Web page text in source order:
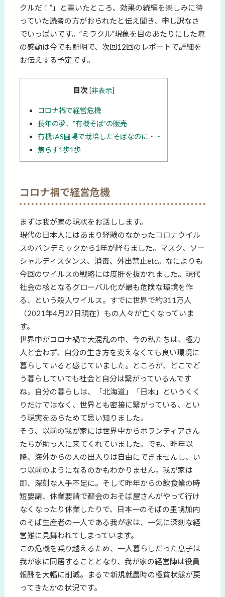
クルだ！”」と書いたところ、効果の続編を楽しみに待
っていた読者の方がおられたと伝え聞き、申し訳なさ
でいっぱいです。”ミラクル”現象を目のあたりにした際
の感動は今でも鮮明で、次回12回のレポートで詳細を
お伝えする予定です。
目次 [非表示]
コロナ禍で経営危機
長年の夢、”有機そば”の販売
有機JAS圃場で栽培したそばなのに・・
焦らず1歩1歩
コロナ禍で経営危機
まずは我が家の現状をお話しします。
現代の日本人にはあまり経験のなかったコロナウイル
スのパンデミックから1年が経ちました。マスク、ソー
シャルディスタンス、消毒、外出禁止etc。なによりも
今回のウイルスの戦略には度肝を抜かれました。現代
社会の核となるグローバル化が最も危険な環境を作
る、という殺人ウイルス。すでに世界で約311万人
（2021年4月27日現在）もの人々が亡くなっていま
す。
世界中がコロナ禍で大混乱の中、今の私たちは、極力
人と会わず、自分の生き方を変えなくても良い環境に
暮らしていると感じていました。ところが、どこでど
う暮らしていても社会と自分は繋がっているんです
ね。自分の暮らしは、「北海道」「日本」というくく
りだけではなく、世界とも密接に繋がっている、とい
う現実をあらためて思い知りました。
そう、以前の我が家には世界中からボランティアさん
たちが助っ人に来てくれていました。でも、昨年以
降、海外からの人の出入りは自由にできませんし、い
つ以前のようになるのかもわかりません。我が家は
即、深刻な人手不足に。そして昨年からの飲食業の時
短要請、休業要請で都会のおそば屋さんがやって行け
なくなったり休業したりで、日本一のそばの里幌加内
のそば生産者の一人である我が家は、一気に深刻な経
営難に見舞われてしまっています。
この危機を乗り越えるため、一人暮らしだった息子は
我が家に同居することとなり、我が家の経営陣は役員
報酬を大幅に削減。まるで新規就農時の極貧状態が戻
ってきたかの状況です。